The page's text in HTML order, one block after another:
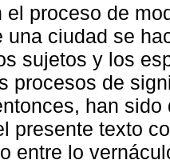
el proceso de
una ciudad se
sujetos y los
procesos de
han
presente texto
entre lo